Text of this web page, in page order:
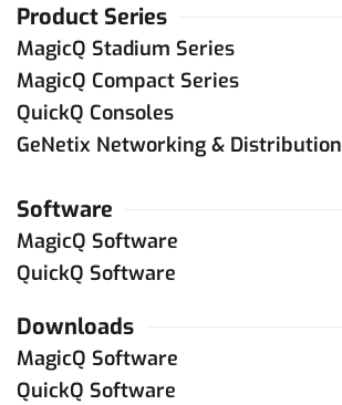
Product Series
MagicQ Stadium Series
MagicQ Compact Series
QuickQ Consoles
GeNetix Networking & Distribution
Software
MagicQ Software
QuickQ Software
Downloads
MagicQ Software
QuickQ Software